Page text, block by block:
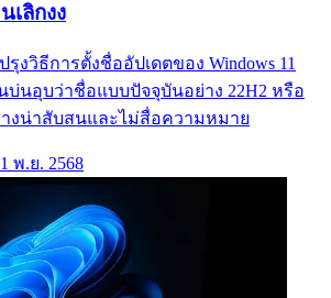
เลิกงง
รุงวิธีการตั้งชื่ออัปเดตของ Windows 11
บ่นอุบว่าชื่อแบบปัจจุบันอย่าง 22H2 หรือ
างน่าสับสนและไม่สื่อความหมาย
พ.ย. 2568